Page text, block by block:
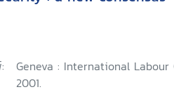
Geneva : International Labour
2001.